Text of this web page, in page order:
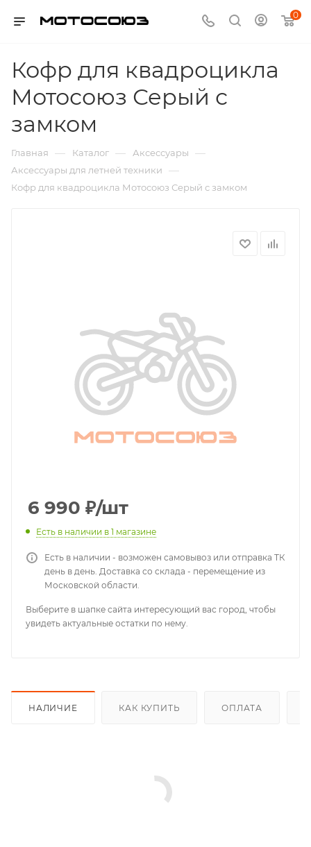
0
Кофр для квадроцикла
Мотосоюз Серый с
замком
Главная — Каталог — Аксессуары —
Аксессуары для летней техники —
Кофр для квадроцикла Мотосоюз Серый с замком
6 990 ₽/шт
Есть в наличии в 1 магазине
Есть в наличии - возможен самовывоз или отправка ТК
день в день. Доставка со склада - перемещение из
Московской области.
Выберите в шапке сайта интересующий вас город, чтобы
увидеть актуальные остатки по нему.
НАЛИЧИЕ КАК КУПИТЬ ОПЛАТА